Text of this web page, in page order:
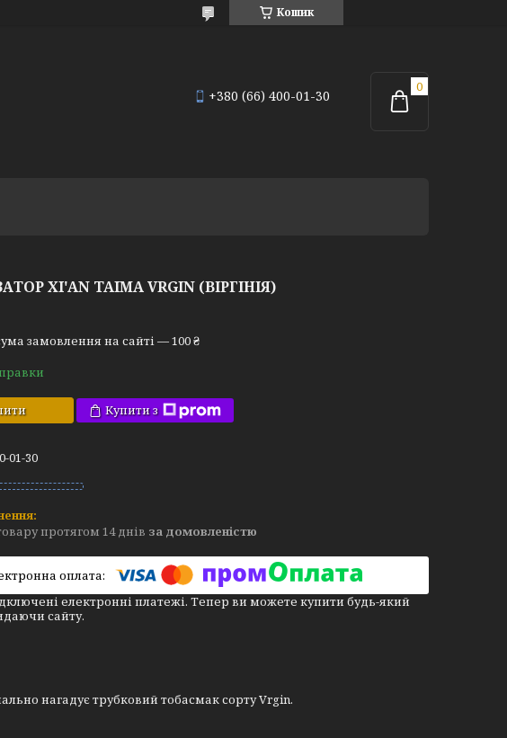
Кошик
+380 (66) 400-01-30
XI'AN TAIMA VRGIN (ВІРГІНІЯ)
замовлення на сайті — 100 ₴
Купити з
01-30
протягом 14 днів за домовленістю
електронні платежі. Тепер ви можете купити будь-який
сайту.
нагадує трубковий тобасмак сорту Vrgin.